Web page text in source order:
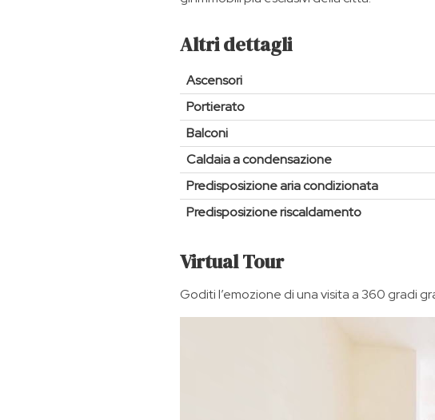
Altri dettagli
Ascensori
Portierato
Balconi
Caldaia a condensazione
Predisposizione aria condizionata
Predisposizione riscaldamento
Virtual Tour
Goditi l’emozione di una visita a 360 gradi